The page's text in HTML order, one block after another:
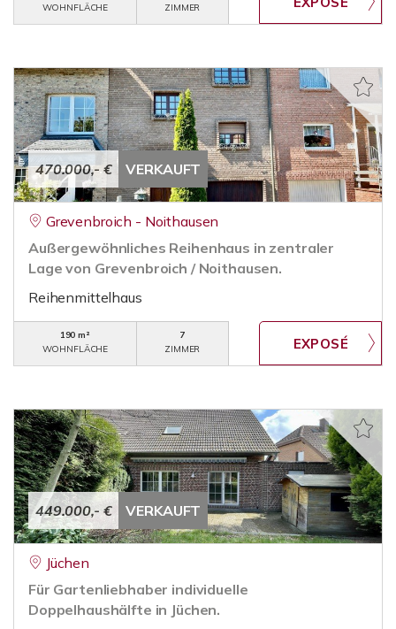
WOHNFLÄCHE
ZIMMER
470.000,- € VERKAUFT
Grevenbroich - Noithausen
Außergewöhnliches Reihenhaus in zentraler
Lage von Grevenbroich / Noithausen.
Reihenmittelhaus
190 m²
WOHNFLÄCHE
7
ZIMMER
449.000,- € VERKAUFT
Jüchen
Für Gartenliebhaber individuelle
Doppelhaushälfte in Jüchen.